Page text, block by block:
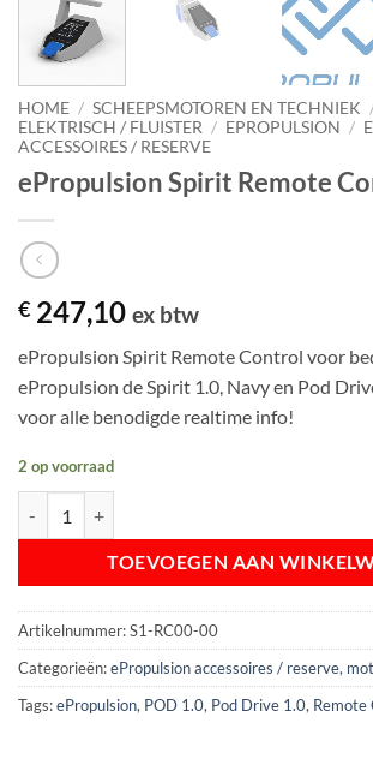
HOME / SCHEEPSMOTOREN EN TECHNIEK
ELEKTRISCH / FLUISTER / EPROPULSION /
ACCESSOIRES / RESERVE
ePropulsion Spirit Remote
€ 247,10 ex btw
ePropulsion Spirit Remote Control voor
ePropulsion de Spirit 1.0, Navy en Pod
voor alle benodigde realtime info!
2 op voorraad
TOEVOEGEN AAN
Artikelnummer:S1-RC00-00
Categorieën:ePropulsion accessoires / reserve,
Tags:ePropulsion, POD 1.0, Pod Drive 1.0, Remote